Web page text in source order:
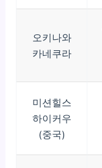
오키나와
카네쿠라
미션힐스
하이커우
(중국)